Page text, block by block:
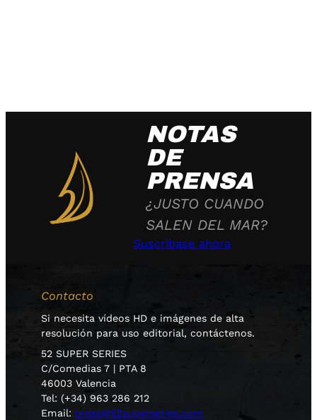
NOTAS
DE
PRENSA
¿JUSTO CUANDO
SALEN DEL MAR?
Suscríbase ahora
Contacto
Si necesita vídeos HD e imágenes de alta
resolución para uso editorial, contáctenos.
52 SUPER SERIES
C/Comedias 7 | PTA 8
46003 Valencia
Tel: (+34) 963 286 212
Email: press@52superseries.com